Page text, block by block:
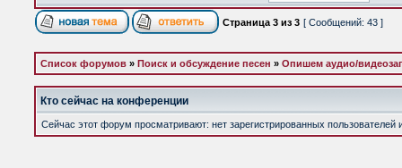
Страница 3 из 3 [ Сообщений: 43 ]
Список форумов » Поиск и обсуждение песен » Опишем аудио/
Кто сейчас на конференции
Сейчас этот форум просматривают: нет зарегистрированных пользователей